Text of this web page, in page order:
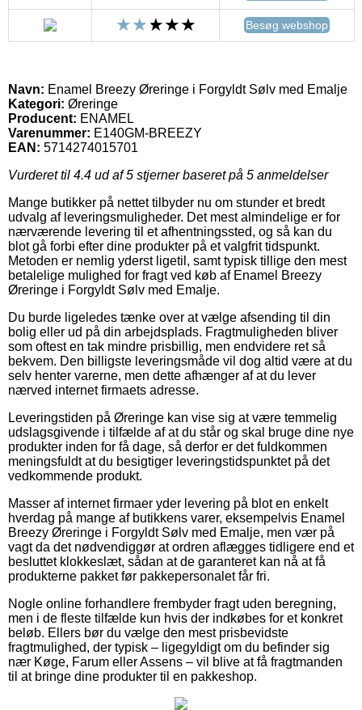
Besøg webshop
Navn: Enamel Breezy Øreringe i Forgyldt Sølv med Emalje
Kategori: Øreringe
Producent: ENAMEL
Varenummer: E140GM-BREEZY
EAN: 5714274015701
Vurderet til 4.4 ud af 5 stjerner baseret på 5 anmeldelser
Mange butikker på nettet tilbyder nu om stunder et bredt
udvalg af leveringsmuligheder. Det mest almindelige er for
nærværende levering til et afhentningssted, og så kan du
blot gå forbi efter dine produkter på et valgfrit tidspunkt.
Metoden er nemlig yderst ligetil, samt typisk tillige den mest
betalelige mulighed for fragt ved køb af Enamel Breezy
Øreringe i Forgyldt Sølv med Emalje.
Du burde ligeledes tænke over at vælge afsending til din
bolig eller ud på din arbejdsplads. Fragtmuligheden bliver
som oftest en tak mindre prisbillig, men endvidere ret så
bekvem. Den billigste leveringsmåde vil dog altid være at du
selv henter varerne, men dette afhænger af at du lever
nærved internet firmaets adresse.
Leveringstiden på Øreringe kan vise sig at være temmelig
udslagsgivende i tilfælde af at du står og skal bruge dine nye
produkter inden for få dage, så derfor er det fuldkommen
meningsfuldt at du besigtiger leveringstidspunktet på det
vedkommende produkt.
Masser af internet firmaer yder levering på blot en enkelt
hverdag på mange af butikkens varer, eksempelvis Enamel
Breezy Øreringe i Forgyldt Sølv med Emalje, men vær på
vagt da det nødvendiggør at ordren aflægges tidligere end et
besluttet klokkeslæt, sådan at de garanteret kan nå at få
produkterne pakket før pakkepersonalet får fri.
Nogle online forhandlere frembyder fragt uden beregning,
men i de fleste tilfælde kun hvis der indkøbes for et konkret
beløb. Ellers bør du vælge den mest prisbevidste
fragtmulighed, der typisk – ligegyldigt om du befinder sig
nær Køge, Farum eller Assens – vil blive at få fragtmanden
til at bringe dine produkter til en pakkeshop.